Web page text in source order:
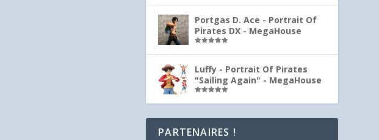
Portgas D. Ace - Portrait Of
Pirates DX - MegaHouse
Luffy - Portrait Of Pirates
"Sailing Again" - MegaHouse
PARTENAIRES !